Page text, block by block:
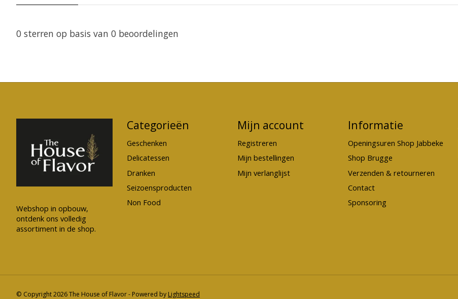
0 sterren op basis van 0 beoordelingen
Webshop in opbouw,
ontdenk ons volledig
assortiment in de shop.
Categorieën
Geschenken
Delicatessen
Dranken
Seizoensproducten
Non Food
Mijn account
Registreren
Mijn bestellingen
Mijn verlanglijst
Informatie
Openingsuren Shop Jabbeke
Shop Brugge
Verzenden & retourneren
Contact
Sponsoring
© Copyright 2026 The House of Flavor - Powered by Lightspeed